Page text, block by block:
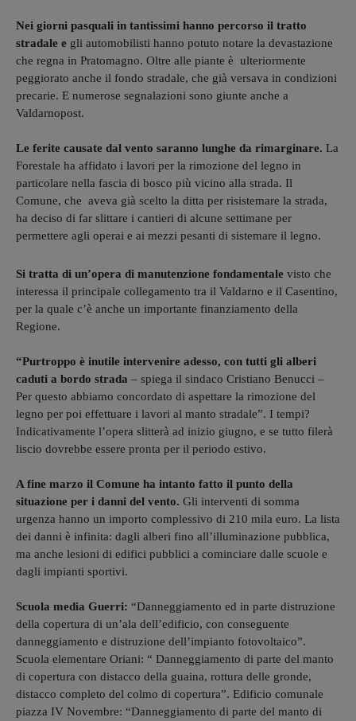
Nei giorni pasquali in tantissimi hanno percorso il tratto
stradale e gli automobilisti hanno potuto notare la devastazione
che regna in Pratomagno. Oltre alle piante è ulteriormente
peggiorato anche il fondo stradale, che già versava in condizioni
precarie. E numerose segnalazioni sono giunte anche a
Valdarnopost.
Le ferite causate dal vento saranno lunghe da rimarginare. La
Forestale ha affidato i lavori per la rimozione del legno in
particolare nella fascia di bosco più vicino alla strada. Il
Comune, che aveva già scelto la ditta per risistemare la strada,
ha deciso di far slittare i cantieri di alcune settimane per
permettere agli operai e ai mezzi pesanti di sistemare il legno.
Si tratta di un’opera di manutenzione fondamentale visto che
interessa il principale collegamento tra il Valdarno e il Casentino,
per la quale c’è anche un importante finanziamento della
Regione.
“Purtroppo è inutile intervenire adesso, con tutti gli alberi
caduti a bordo strada – spiega il sindaco Cristiano Benucci –
Per questo abbiamo concordato di aspettare la rimozione del
legno per poi effettuare i lavori al manto stradale”. I tempi?
Indicativamente l’opera slitterà ad inizio giugno, e se tutto filerà
liscio dovrebbe essere pronta per il periodo estivo.
A fine marzo il Comune ha intanto fatto il punto della
situazione per i danni del vento. Gli interventi di somma
urgenza hanno un importo complessivo di 210 mila euro. La lista
dei danni è infinita: dagli alberi fino all’illuminazione pubblica,
ma anche lesioni di edifici pubblici a cominciare dalle scuole e
dagli impianti sportivi.
Scuola media Guerri: “Danneggiamento ed in parte distruzione
della copertura di un’ala dell’edificio, con conseguente
danneggiamento e distruzione dell’impianto fotovoltaico”.
Scuola elementare Oriani: “ Danneggiamento di parte del manto
di copertura con distacco della guaina, rottura delle gronde,
distacco completo del colmo di copertura”. Edificio comunale
piazza IV Novembre: “Danneggiamento di parte del manto di